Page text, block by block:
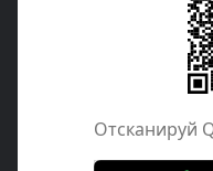
Отcканируй